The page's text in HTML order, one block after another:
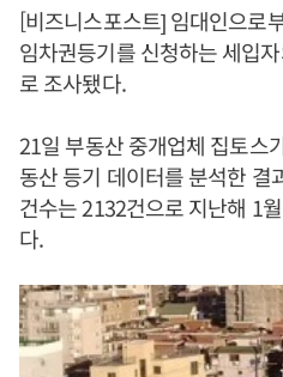
[비즈니스포스트] 임대인으로
임차권등기를 신청하는 세입
로 조사됐다.
21일 부동산 중개업체 집토스
동산 등기 데이터를 분석한 결
건수는 2132건으로 지난해 1
다.